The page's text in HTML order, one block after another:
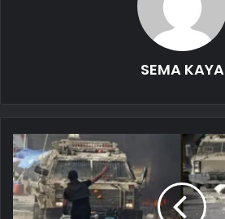
SEMA KAYA